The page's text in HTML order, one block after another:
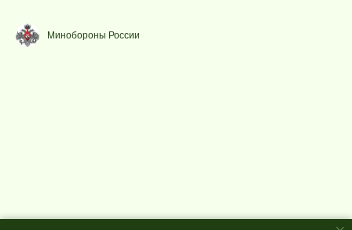
р
с
g
r
Минобороны России